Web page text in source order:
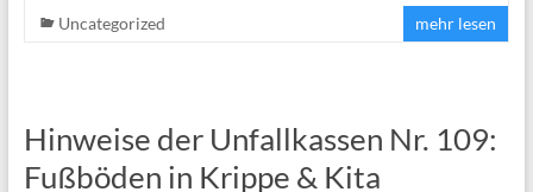
Uncategorized
mehr lesen
Hinweise der Unfallkassen Nr. 109:
Fußböden in Krippe & Kita